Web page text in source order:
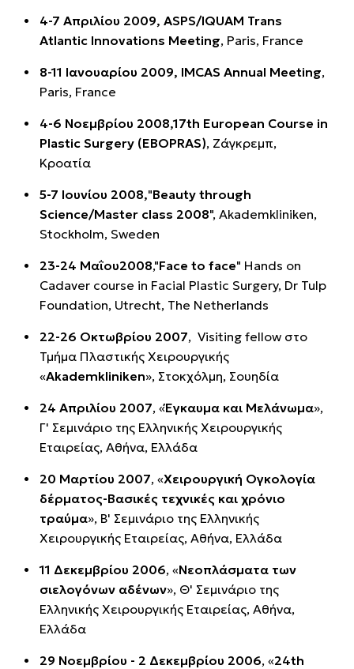
4-7 Απριλίου 2009, ASPS/IQUAM Trans
Atlantic Innovations Meeting, Paris, France
8-11 Ιανουαρίου 2009, IMCAS Annual Meeting,
Paris, France
4-6 Νοεμβρίου 2008,17th European Course in
Plastic Surgery (EBOPRAS), Ζάγκρεμπ,
Κροατία
5-7 Ιουνίου 2008,"Beauty through
Science/Master class 2008", Akademkliniken,
Stockholm, Sweden
23-24 Μαΐου2008,"Face to face" Hands on
Cadaver course in Facial Plastic Surgery, Dr Tulp
Foundation, Utrecht, The Netherlands
22-26 Οκτωβρίου 2007, Visiting fellow στο
Τμήμα Πλαστικής Χειρουργικής
«Akademkliniken», Στοκχόλμη, Σουηδία
24 Απριλίου 2007, «Έγκαυμα και Μελάνωμα»,
Γ' Σεμινάριο της Ελληνικής Χειρουργικής
Εταιρείας, Αθήνα, Ελλάδα
20 Μαρτίου 2007, «Χειρουργική Ογκολογία
δέρματος-Βασικές τεχνικές και χρόνιο
τραύμα», Β' Σεμινάριο της Ελληνικής
Χειρουργικής Εταιρείας, Αθήνα, Ελλάδα
11 Δεκεμβρίου 2006, «Νεοπλάσματα των
σιελογόνων αδένων», Θ' Σεμινάριο της
Ελληνικής Χειρουργικής Εταιρείας, Αθήνα,
Ελλάδα
29 Νοεμβρίου - 2 Δεκεμβρίου 2006, «24th